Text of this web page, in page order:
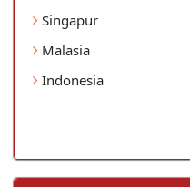
Singapur
Malasia
Indonesia